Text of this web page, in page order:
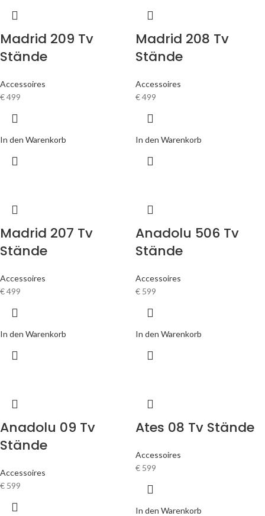
Madrid 209 Tv
Stände
Accessoires
€499
In den Warenkorb
Madrid 208 Tv
Stände
Accessoires
€499
In den Warenkorb
Madrid 207 Tv
Stände
Accessoires
€499
In den Warenkorb
Anadolu 506 Tv
Stände
Accessoires
€ 599
In den Warenkorb
Anadolu 09 Tv
Stände
Accessoires
€ 599
Ates 08 Tv Stände
Accessoires
€ 599
In den Warenkorb